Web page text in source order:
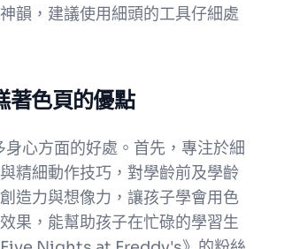
韻，建議使用細頭的工具仔細處
著色頁的優點
心方面的好處。首先，專注於細
精細動作技巧，對學齡前及學齡
造力與想像力，讓孩子學會用色
果，能幫助孩子在忙碌的學習生